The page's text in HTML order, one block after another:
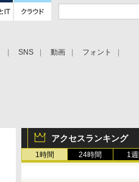
SNS 動画 フォント
アクセスランキング
1時間 24時間 1